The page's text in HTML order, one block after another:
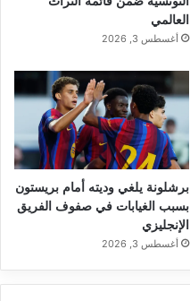
العالمي
أغسطس 3, 2026
برشلونة يلغي وديته أمام بريستون
بسبب الغيابات في صفوف الفريق
الإنجليزي
أغسطس 3, 2026